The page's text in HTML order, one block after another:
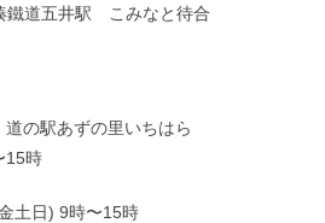
鐵道五井駅 こみなと待合
の駅あずの里いちはら
時
土日) 9時〜15時